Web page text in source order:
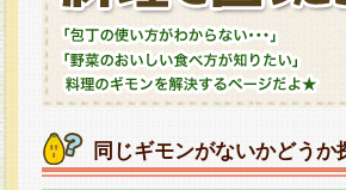
同じギモンがないかどうか